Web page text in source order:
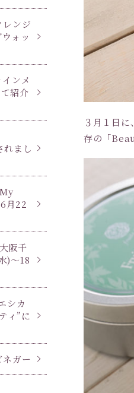
３月１日
存の「
レンジ
ォッ
ンメ
紹介
れまし
月22
阪千
)〜18
シカ
ィ”に
ネガー